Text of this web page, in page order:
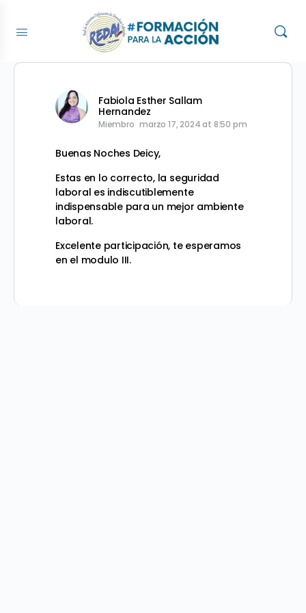
Fabiola Esther Sallam
Hernandez
Miembro marzo 17, 2024 at 8:50 pm
Buenas Noches Deicy,
Estas en lo correcto, la seguridad
laboral es indiscutiblemente
indispensable para un mejor ambiente
laboral.
Excelente participación, te esperamos
en el modulo III.